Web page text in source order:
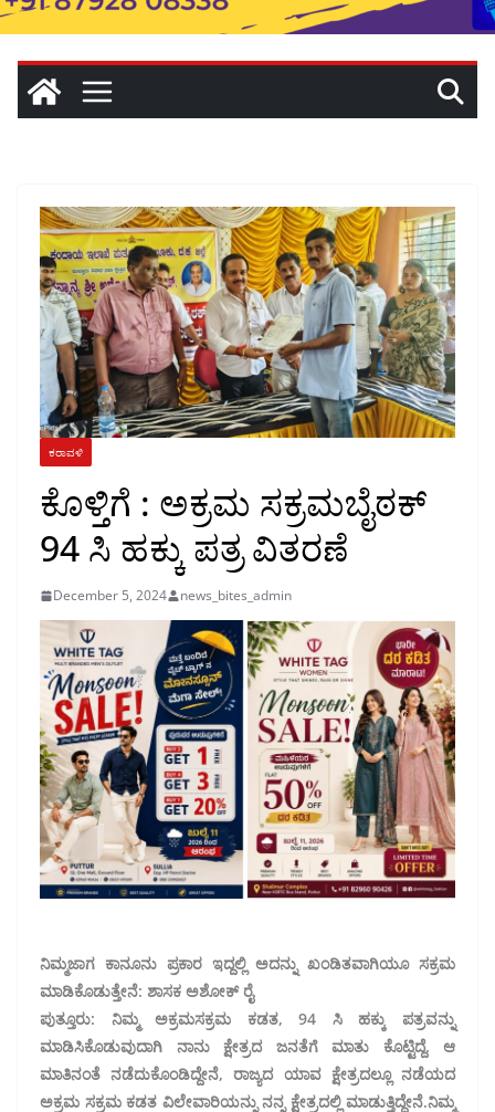
ಕರಾವಳಿ
ಕೊಳ್ತಿಗೆ : ಅಕ್ರಮ ಸಕ್ರಮ‌ಬೈಠಕ್‌
94 ಸಿ ಹಕ್ಕು ಪತ್ರ ವಿತರಣೆ
December 5, 2024 news_bites_admin
ನಿಮ್ಮ‌ಜಾಗ ಕಾನೂನು ಪ್ರಕಾರ ಇದ್ದಲ್ಲಿ ಅದನ್ನು ಖಂಡಿತವಾಗಿಯೂ ಸಕ್ರಮ
ಮಾಡಿಕೊಡುತ್ತೇನೆ: ಶಾಸಕ ಅಶೋಕ್ ರೈ
ಪುತ್ತೂರು: ನಿಮ್ಮ ಅಕ್ರಮ‌ಸಕ್ರಮ ಕಡತ, 94 ಸಿ ಹಕ್ಕು ಪತ್ರವನ್ನು
ಮಾಡಿಸಿಕೊಡುವುದಾಗಿ ನಾನು ಕ್ಷೇತ್ರದ ಜನತೆಗೆ ಮಾತು ಕೊಟ್ಟಿದ್ದೆ. ಆ
ಮಾತಿನಂತೆ ನಡೆದುಕೊಂಡಿದ್ದೇನೆ, ರಾಜ್ಯದ ಯಾವ ಕ್ಷೇತ್ರದಲ್ಲೂ ನಡೆಯದ
ಅಕ್ರಮ ಸಕ್ರಮ ಕಡತ ವಿಲೇವಾರಿಯನ್ನು ನನ್ನ ಕ್ಷೇತ್ರದಲ್ಲಿ ಮಾಡುತ್ತಿದ್ದೇನೆ.‌ನಿಮ್ಮ